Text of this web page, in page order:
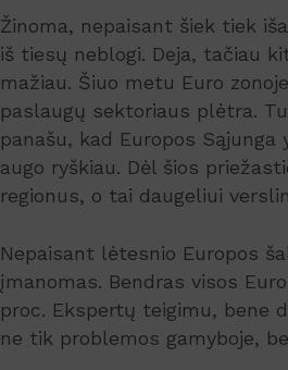
Žinoma, nepaisant šiek tiek
iš tiesų neblogi. Deja, tačiau
mažiau. Šiuo metu Euro
paslaugų sektoriaus plėtra.
panašu, kad Europos
augo ryškiau. Dėl šios
regionus, o tai daugeliui
Nepaisant lėtesnio Europos
įmanomas. Bendras visos
proc. Ekspertų teigimu, bene
ne tik problemos gamyboje,